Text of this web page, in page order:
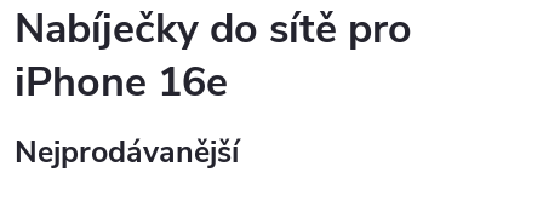
Nabíječky do sítě pro
iPhone 16e
Nejprodávanější